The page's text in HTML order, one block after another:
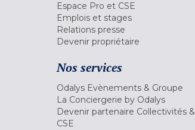
Espace Pro et CSE
Emplois et stages
Relations presse
Devenir propriétaire
Nos services
Odalys Evènements & Groupe
La Conciergerie by Odalys
Devenir partenaire Collectivités &
CSE